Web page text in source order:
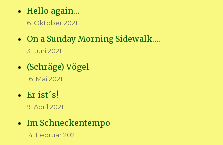
Hello again…
6. Oktober 2021
On a Sunday Morning Sidewalk….
3. Juni 2021
(Schräge) Vögel
16. Mai 2021
Er ist´s!
9. April 2021
Im Schneckentempo
14. Februar 2021